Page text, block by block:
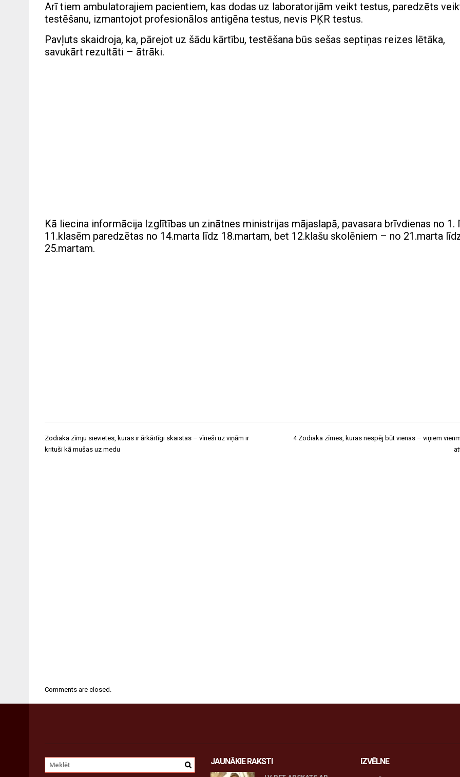
Arī tiem ambulatorajiem pacientiem, kas dodas uz laboratorijām veikt testus, paredzēts
testēšanu, izmantojot profesionālos antigēna testus, nevis PĶR testus.
Pavļuts skaidroja, ka, pārejot uz šādu kārtību, testēšana būs sešas septiņas reizes lētāka,
savukārt rezultāti – ātrāki.
Kā liecina informācija Izglītības un zinātnes ministrijas mājaslapā, pavasara brīvdienas no 1.
11.klasēm paredzētas no 14.marta līdz 18.martam, bet 12.klašu skolēniem – no 21.marta
25.martam.
Ziņu
izvēlne
Zodiaka zīmju sievietes, kuras ir ārkārtīgi skaistas – vīrieši uz viņām ir
krituši kā mušas uz medu
4 Zodiaka zīmes, kuras nespēj būt vienas – viņiem
Comments are closed.
JAUNĀKIE RAKSTI IZVĒLNE